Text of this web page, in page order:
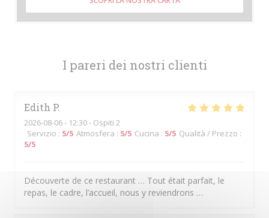
I pareri dei nostri clienti
Edith P
2026-08-06- 12:30 - Ospiti 2
Servizio : 5/5 Atmosfera : 5/5 Cucina : 5/5 Qualità / Prezzo :
5/5
Découverte de ce restaurant … Tout était parfait, le
repas, le cadre, l’accueil, nous y reviendrons …